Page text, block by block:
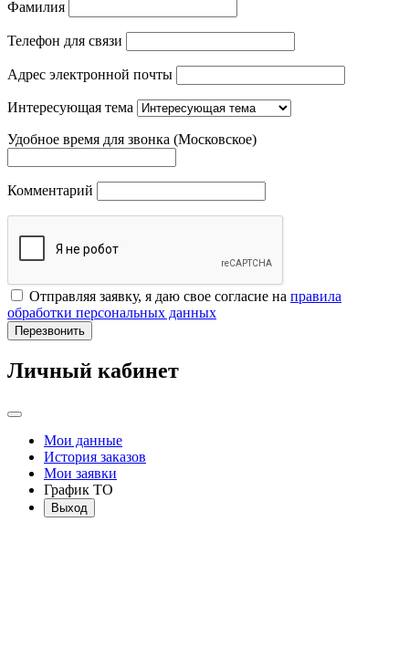
Фамилия
Телефон для связи
Адрес электронной почты
Интересующая тема
Удобное время для звонка (Московское)
Комментарий
Отправляя заявку, я даю свое согласие на правила
обработки персональных данных
Перезвонить
Личный кабинет
Мои данные
История заказов
Мои заявки
График ТО
Выход